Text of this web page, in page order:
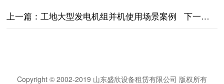
上一篇： 工地大型发电机组并机使用场景案例 下一篇：
Copyright © 2002-2019 山东盛欣设备租赁有限公司 版权所有